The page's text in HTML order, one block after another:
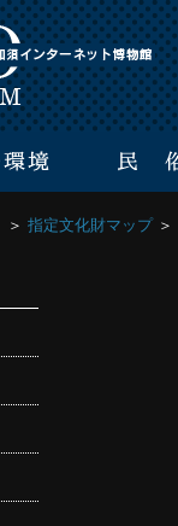
＞ 指定文化財マップ＞